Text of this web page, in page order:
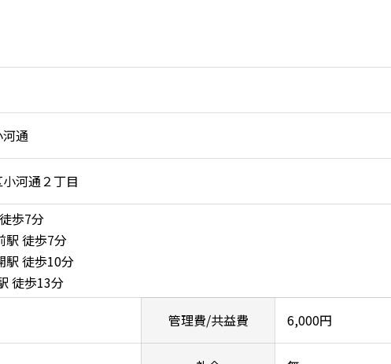
通
河通２丁目
歩7分
駅 徒歩7分
駅 徒歩10分
徒歩13分
管理費/共益費
6,000円